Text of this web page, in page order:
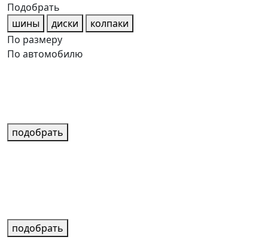
Подобрать
шины
диски
колпаки
По размеру
По автомобилю
подобрать
подобрать